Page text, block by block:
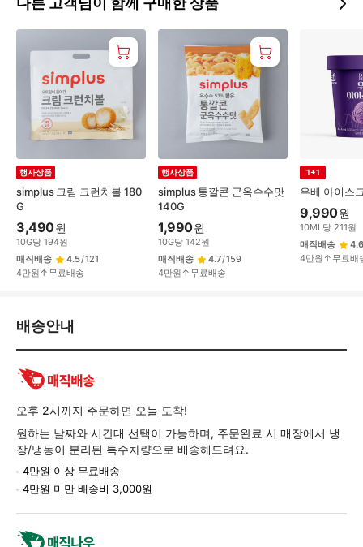
simplus 크림 크런치볼 180
G
행사상품
3,490원
10G당 194원
매직배송
4.5/121
4만원↑무료배송
simplus 통깔콘 군옥수수맛
140G
행사상품
1,990원
10G당 142원
매직배송
4.7/159
4만원↑무료배송
우베 아이스
1+1
9,990원
10ML당 211원
매직배송
4.6
4만원↑무료배
배
교
환/
반
품
정
보
배송안내
오후 2시까지 주문하면 오늘 도착!
원하는 날짜와 시간대 선택이 가능하며, 주문완료 시 매장에서 냉
장/냉동이 분리된 특수차량으로 배송해드려요.
4만원 이상 무료배송
4만원 미만 배송비 3,000원